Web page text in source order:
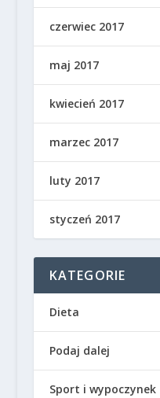
czerwiec 2017
maj 2017
kwiecień 2017
marzec 2017
luty 2017
styczeń 2017
KATEGORIE
Dieta
Podaj dalej
Sport i wypoczynek